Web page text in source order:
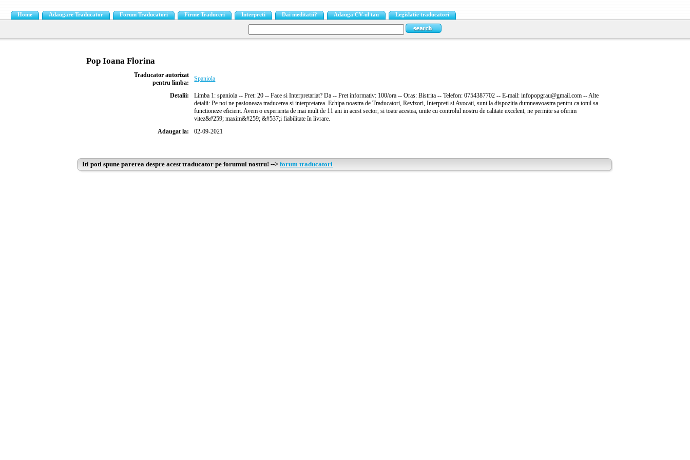
Home Adaugare Traducator Forum Traducatori Firme Traduceri Interpreti Dai meditatii? Adauga CV-ul tau Legislatie traducatori
Pop Ioana Florina
Traducator autorizat
pentru limba:
Spaniola
Detalii:
Limba 1: spaniola -- Pret: 20 -- Face si Interpretariat? Da -- Pret informativ: 100/ora -- Oras: Bistrita -- Telefon: 0754387702 -- E-mail: infopopgrau@gmail.com -- Alte
detalii: Pe noi ne pasioneaza traducerea si interpretarea. Echipa noastra de Traducatori, Revizori, Interpreti si Avocati, sunt la dispozitia dumneavoastra pentru ca totul sa
functioneze eficient. Avem o experienta de mai mult de 11 ani in acest sector, si toate acestea, unite cu controlul nostru de calitate excelent, ne permite sa oferim
vitez&#259; maxim&#259; &#537;i fiabilitate în livrare.
Adaugat la:
02-09-2021
Iti poti spune parerea despre acest traducator pe forumul nostru! -->forum traducatori